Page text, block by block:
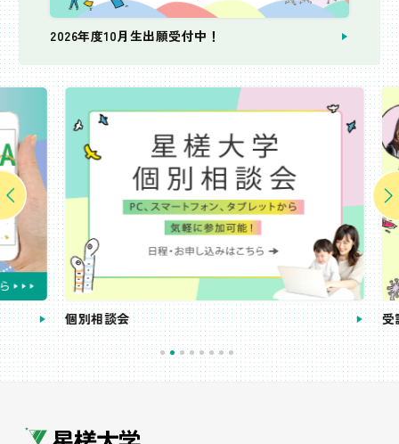
2026年度10月生出願受付中！
個別相談会 受講